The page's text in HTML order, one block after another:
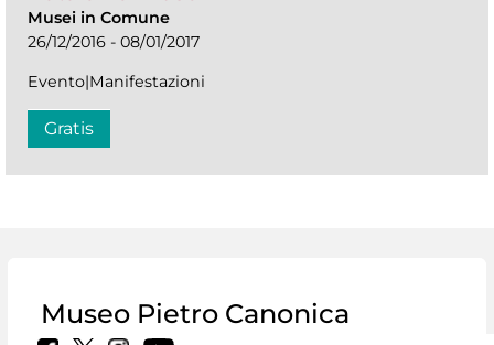
Musei in Comune
26/12/2016 - 08/01/2017
Evento|Manifestazioni
Gratis
Museo Pietro Canonica